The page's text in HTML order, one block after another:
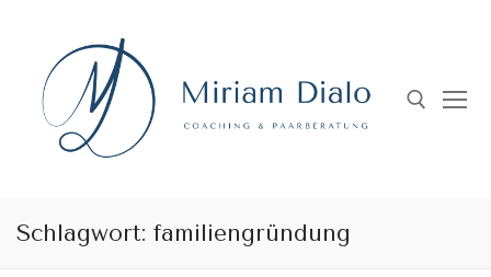
content
Schlagwort: familiengründung